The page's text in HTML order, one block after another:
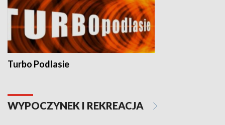
Turbo Podlasie
WYPOCZYNEK I REKREACJA